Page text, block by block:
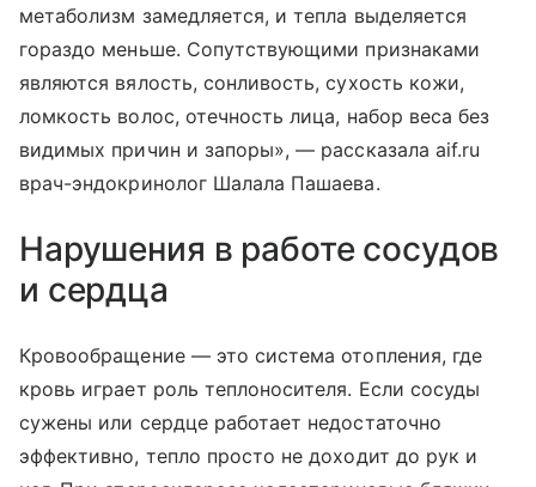
метаболизм замедляется, и тепла выделяется
гораздо меньше. Сопутствующими признаками
являются вялость, сонливость, сухость кожи,
ломкость волос, отечность лица, набор веса без
видимых причин и запоры», — рассказала aif.ru
врач-эндокринолог Шалала Пашаева.
Нарушения в работе сосудов
и сердца
Кровообращение — это система отопления, где
кровь играет роль теплоносителя. Если сосуды
сужены или сердце работает недостаточно
эффективно, тепло просто не доходит до рук и